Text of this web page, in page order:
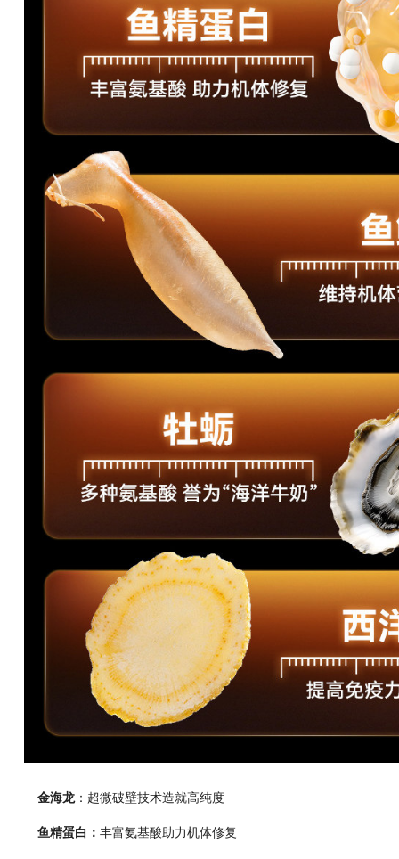
金海龙 ：超微破壁技术造就高纯度
鱼精蛋白：丰富氨基酸助力机体修复